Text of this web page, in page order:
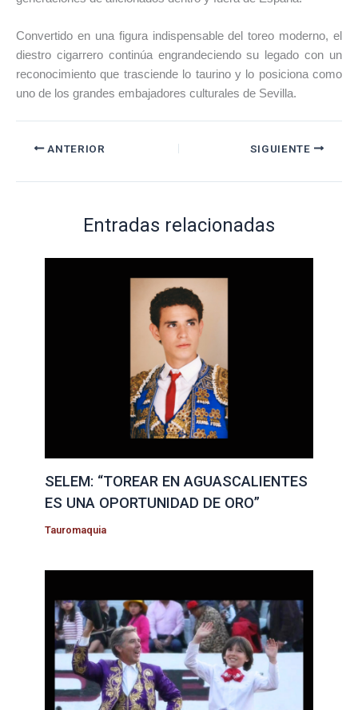
Convertido en una figura indispensable del toreo moderno, el
diestro cigarrero continúa engrandeciendo su legado con un
reconocimiento que trasciende lo taurino y lo posiciona como
uno de los grandes embajadores culturales de Sevilla.
ANTERIOR SIGUIENTE
Entradas relacionadas
SELEM: “TOREAR EN AGUASCALIENTES
ES UNA OPORTUNIDAD DE ORO”
Tauromaquia